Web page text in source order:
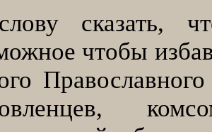
сказать,
чтобы